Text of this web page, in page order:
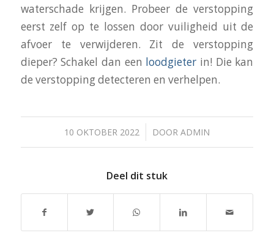
waterschade krijgen. Probeer de verstopping
eerst zelf op te lossen door vuiligheid uit de
afvoer te verwijderen. Zit de verstopping
dieper? Schakel dan een loodgieter in! Die kan
de verstopping detecteren en verhelpen.
10 OKTOBER 2022
/ DOOR ADMIN
Deel dit stuk